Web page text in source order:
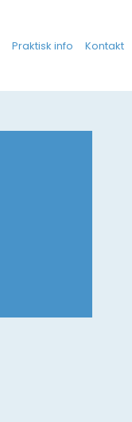
Praktisk info Kontakt